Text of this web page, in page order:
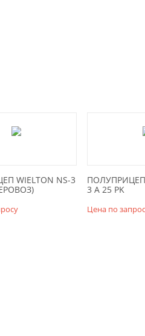
WIELTON NS-3
ПОЛУПРИЦЕП
3 A 25 PK
Цена по